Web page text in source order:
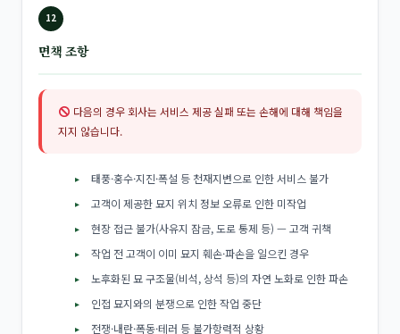
12
면책 조항
다음의 경우 회사는 서비스 제공 실패 또는 손해에 대해 책임을
지지 않습니다.
태풍·홍수·지진·폭설 등 천재지변으로 인한 서비스 불가
고객이 제공한 묘지 위치 정보 오류로 인한 미작업
현장 접근 불가(사유지 잠금, 도로 통제 등) — 고객 귀책
작업 전 고객이 이미 묘지 훼손·파손을 일으킨 경우
노후화된 묘 구조물(비석, 상석 등)의 자연 노화로 인한 파손
인접 묘지와의 분쟁으로 인한 작업 중단
전쟁·내란·폭동·테러 등 불가항력적 상황